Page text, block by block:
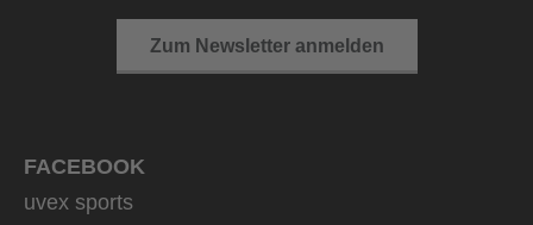
Zum Newsletter anmelden
FACEBOOK
uvex sports